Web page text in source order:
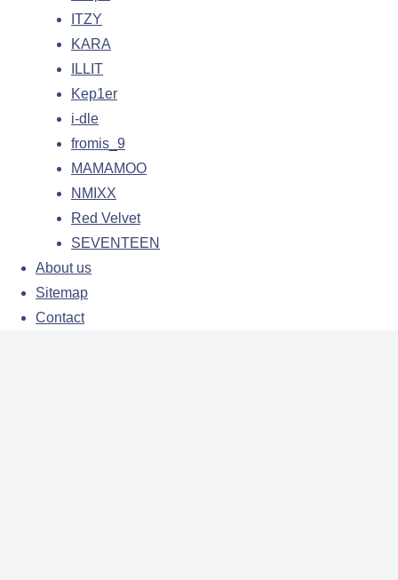
ITZY
KARA
ILLIT
Kep1er
i-dle
fromis_9
MAMAMOO
NMIXX
Red Velvet
SEVENTEEN
About us
Sitemap
Contact